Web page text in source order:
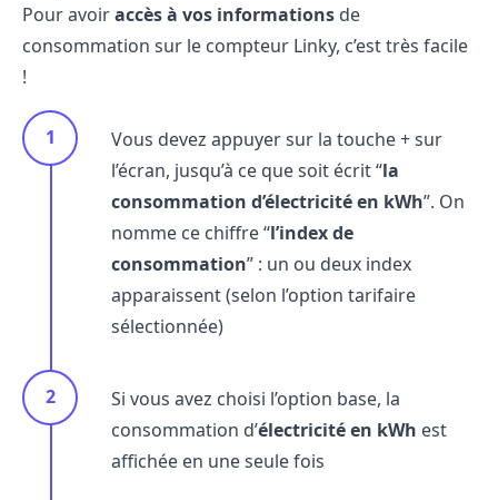
Pour avoiraccès à vos informations de
consommation sur le compteur Linky, c’est très facile
!
Vous devez appuyer sur la touche + sur
l’écran, jusqu’à ce que soit écrit “la
consommation d’électricité en kWh”. On
nomme ce chiffre “l’index de
consommation” : un ou deux index
apparaissent (selon l’option tarifaire
sélectionnée)
Si vous avez choisi l’option base, la
consommation d’électricité en kWh est
affichée en une seule fois